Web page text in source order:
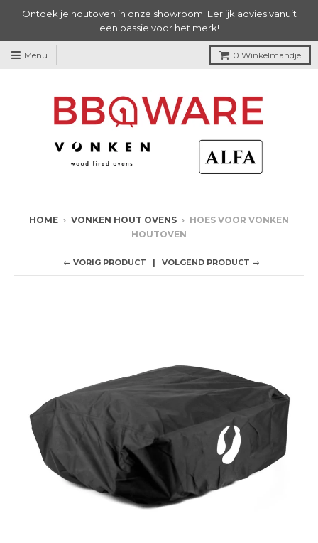
Ontdek je houtoven in onze showroom. Eerlijk advies vanuit
een passie voor het merk!
Menu 0 Winkelmandje
HOME › VONKEN HOUT OVENS › HOES VOOR VONKEN
HOUTOVEN
← VORIG PRODUCT VOLGEND PRODUCT →